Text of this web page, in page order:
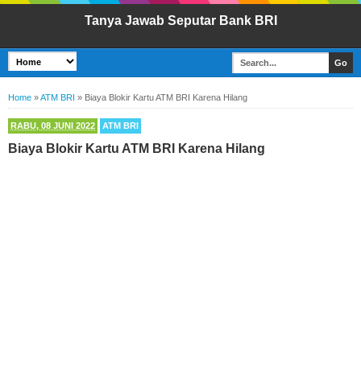
Tanya Jawab Seputar Bank BRI
Home »ATM BRI » Biaya Blokir Kartu ATM BRI Karena Hilang
RABU, 08 JUNI 2022 ATM BRI
Biaya Blokir Kartu ATM BRI Karena Hilang